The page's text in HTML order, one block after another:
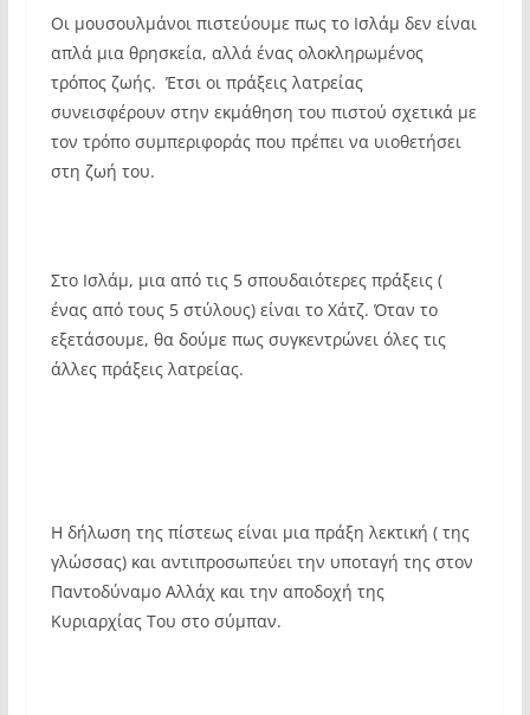
Οι μουσουλμάνοι πιστεύουμε πως το Ισλάμ δεν είναι
απλά μια θρησκεία, αλλά ένας ολοκληρωμένος
τρόπος ζωής. Έτσι οι πράξεις λατρείας
συνεισφέρουν στην εκμάθηση του πιστού σχετικά με
τον τρόπο συμπεριφοράς που πρέπει να υιοθετήσει
στη ζωή του.
Στο Ισλάμ, μια από τις 5 σπουδαιότερες πράξεις (
ένας από τους 5 στύλους) είναι το Χάτζ. Όταν το
εξετάσουμε, θα δούμε πως συγκεντρώνει όλες τις
άλλες πράξεις λατρείας.
Η δήλωση της πίστεως είναι μια πράξη λεκτική ( της
γλώσσας) και αντιπροσωπεύει την υποταγή της στον
Παντοδύναμο Αλλάχ και την αποδοχή της
Κυριαρχίας Του στο σύμπαν.